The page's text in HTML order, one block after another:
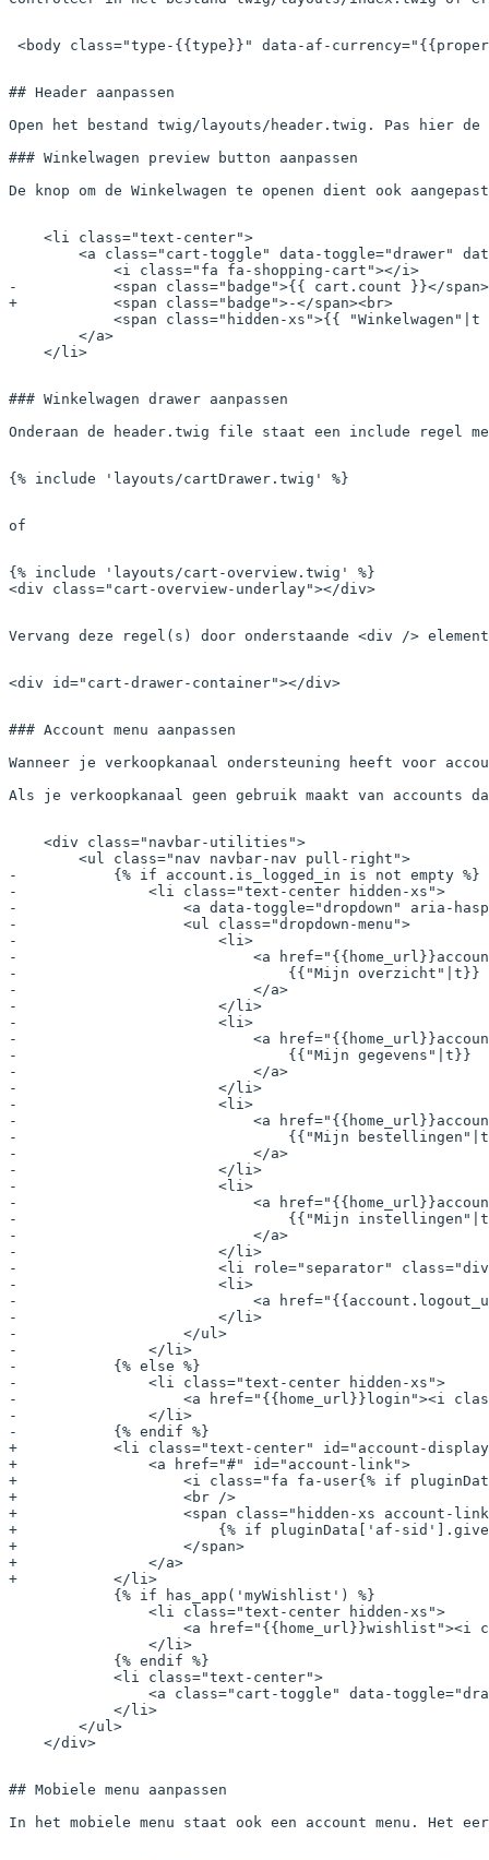
<body class="type-{{ type }}" data-af-currency="{{
## Header aanpassen
Open het bestand twig/layouts/header.twig. Pas hier
### Winkelwagen preview button aanpassen
De knop om de Winkelwagen te openen dient ook
    <li class="text-center">
<a class="cart-toggle" data-toggle="drawer"
            <i class="fa fa-shopping-cart"></i>
-           <span class="badge">{{ cart.count }}</
+           <span class="badge">-</span><br>
<span class="hidden-xs">{{ "Winkelwagen"|t
        </a>
### Winkelwagen drawer aanpassen
Onderaan de header.twig file staat een include regel
{% include 'layouts/cartDrawer.twig' %}
of
{% include 'layouts/cart-overview.twig'
%}
<div class="cart-overview-underlay"></div>
Vervang deze regel(s) door onderstaande <div />
<div id="cart-drawer-container"></div>
### Account menu aanpassen
Wanneer je verkoopkanaal ondersteuning heeft voor
Als je verkoopkanaal geen gebruik maakt van
    <div class="navbar-utilities">
        <ul class="nav navbar-nav pull-right">
-           {% if account.is_logged_in is not empty %}
-               <li class="text-center hidden-xs">
-                   <a data-toggle="dropdown" aria-
-                   <ul class="dropdown-menu">
-                       <li>
-                           <a
-                               {{"Mijn overzicht"|t}}
-                           </a>
-                       </li>
-                       <li>
-                           <a
-                               {{"Mijn gegevens"|t}}
-                           </a>
-                       </li>
-                       <li>
-                           <a
-                               {{"Mijn
-                           </a>
-                       </li>
-                       <li>
-                           <a
-                               {{"Mijn
-                           </a>
-                       </li>
-                       <li role="separator"
-                       <li>
-                           <a
-                       </li>
-                   </ul>
-               </li>
-           {% else %}
-               <li class="text-center hidden-xs">
-                   <a href="{{home_url}}login"><i
-               </li>
-           {% endif %}
+           <li class="text-center" id="account-
+               <a href="#" id="account-link">
+                   <i class="fa fa-user{% if
+                   <br />
+                   <span class="hidden-xs account-
+                       {% if pluginData['af-
+                   </span>
+               </a>
+           </li>
            {% if has_app('myWishlist') %}
                <li class="text-center hidden-xs">
<a href="{{home_url}}wishlist"><i
                </li>
            {% endif %}
            <li class="text-center">
<a class="cart-toggle" data-
            </li>
        </ul>
    </div>
## Mobiele menu aanpassen
In het mobiele menu staat ook een account menu. Het